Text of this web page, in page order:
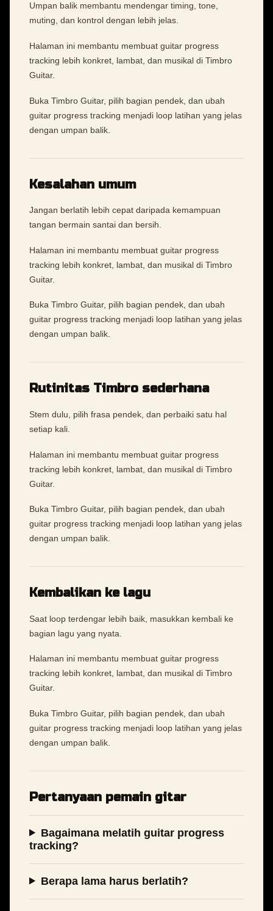
Umpan balik membantu mendengar timing, tone,
muting, dan kontrol dengan lebih jelas.
Halaman ini membantu membuat guitar progress
tracking lebih konkret, lambat, dan musikal di Timbro
Guitar.
Buka Timbro Guitar, pilih bagian pendek, dan ubah
guitar progress tracking menjadi loop latihan yang jelas
dengan umpan balik.
Kesalahan umum
Jangan berlatih lebih cepat daripada kemampuan
tangan bermain santai dan bersih.
Halaman ini membantu membuat guitar progress
tracking lebih konkret, lambat, dan musikal di Timbro
Guitar.
Buka Timbro Guitar, pilih bagian pendek, dan ubah
guitar progress tracking menjadi loop latihan yang jelas
dengan umpan balik.
Rutinitas Timbro sederhana
Stem dulu, pilih frasa pendek, dan perbaiki satu hal
setiap kali.
Halaman ini membantu membuat guitar progress
tracking lebih konkret, lambat, dan musikal di Timbro
Guitar.
Buka Timbro Guitar, pilih bagian pendek, dan ubah
guitar progress tracking menjadi loop latihan yang jelas
dengan umpan balik.
Kembalikan ke lagu
Saat loop terdengar lebih baik, masukkan kembali ke
bagian lagu yang nyata.
Halaman ini membantu membuat guitar progress
tracking lebih konkret, lambat, dan musikal di Timbro
Guitar.
Buka Timbro Guitar, pilih bagian pendek, dan ubah
guitar progress tracking menjadi loop latihan yang jelas
dengan umpan balik.
Pertanyaan pemain gitar
Bagaimana melatih guitar progress
tracking?
Berapa lama harus berlatih?